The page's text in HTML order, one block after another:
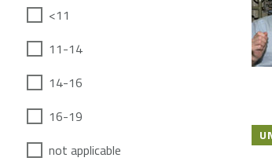
<11
11-14
14-16
16-19
not applicable